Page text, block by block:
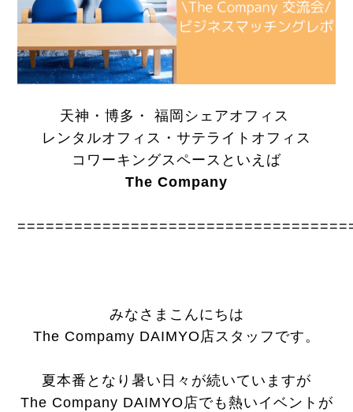
天神・博多・ 福岡シェアオフィス
レンタルオフィス・サテライトオフィス
コワーキングスペースといえば
The Company
みなさまこんにちは
The Compamy DAIMYO店スタッフです。
夏本番となり暑い日々が続いていますが
The Company DAIMYO店でも熱いイベントが